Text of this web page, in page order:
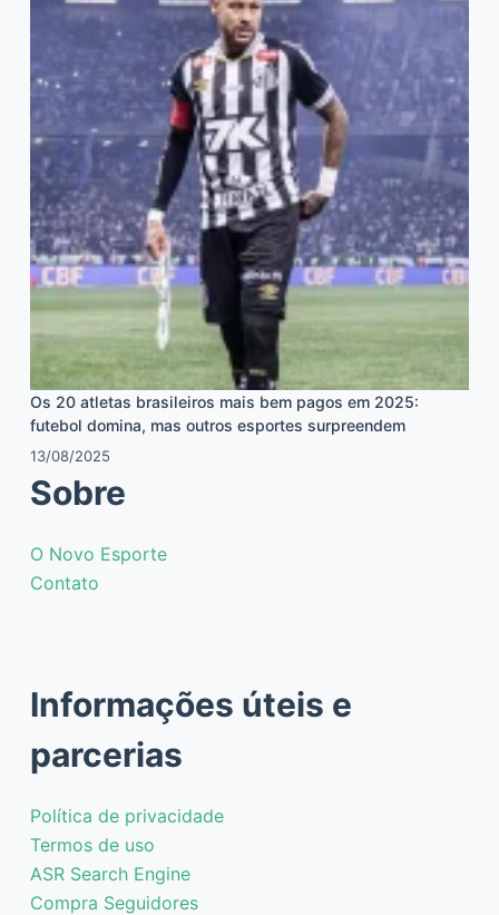
Os 20 atletas brasileiros mais bem pagos em 2025:
futebol domina, mas outros esportes surpreendem
13/08/2025
Sobre
O Novo Esporte
Contato
Informações úteis e
parcerias
Política de privacidade
Termos de uso
ASR Search Engine
Compra Seguidores